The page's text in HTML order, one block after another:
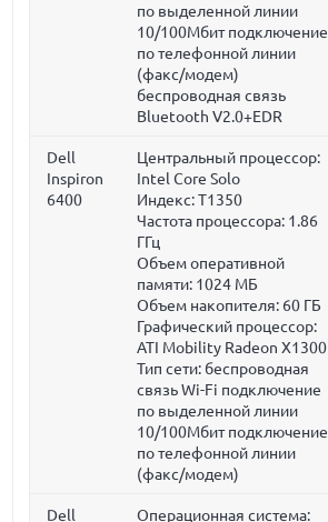
по выделенной линии
10/100Мбит подключение
по телефонной линии
(факс/модем)
беспроводная связь
Bluetooth V2.0+EDR
Dell
Inspiron
6400
Центральный процессор:
Intel Core Solo
Индекс: T1350
Частота процессора: 1.86
ГГц
Объем оперативной
памяти: 1024 МБ
Объем накопителя: 60 ГБ
Графический процессор:
ATI Mobility Radeon X1300
Тип сети: беспроводная
связь Wi-Fi подключение
по выделенной линии
10/100Мбит подключение
по телефонной линии
(факс/модем)
Dell
Операционная система: